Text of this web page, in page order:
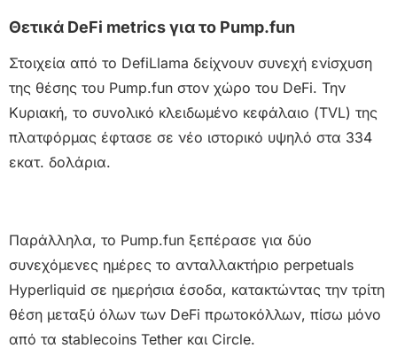
Θετικά DeFi metrics για το Pump.fun
Στοιχεία από το DefiLlama δείχνουν συνεχή ενίσχυση
της θέσης του Pump.fun στον χώρο του DeFi. Την
Κυριακή, το συνολικό κλειδωμένο κεφάλαιο (TVL) της
πλατφόρμας έφτασε σε νέο ιστορικό υψηλό στα 334
εκατ. δολάρια.
Παράλληλα, το Pump.fun ξεπέρασε για δύο
συνεχόμενες ημέρες το ανταλλακτήριο perpetuals
Hyperliquid σε ημερήσια έσοδα, κατακτώντας την τρίτη
θέση μεταξύ όλων των DeFi πρωτοκόλλων, πίσω μόνο
από τα stablecoins Tether και Circle.